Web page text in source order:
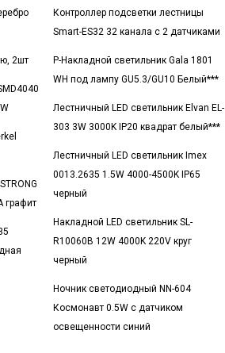
2шт
графит
Контроллер подсветки лестницы
Smart-ES32 32 канала с 2 датчиками
Р-Накладной светильник Gala 1801
WH под лампу GU5.3/GU10 Белый***
Лестничный LED светильник Elvan EL-
303 3W 3000K IP20 квадрат белый***
Лестничный LED светильник Imex
0013.2635 1.5W 4000-4500K IP65
черный
Накладной LED светильник SL-
R10060B 12W 4000K 220V круг
черный
Ночник светодиодный NN-604
Космонавт 0.5W с датчиком
освещенности синий